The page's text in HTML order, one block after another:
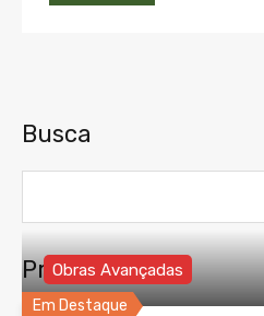
Busca
Propriedades
Em Destaque
Obras Avançadas